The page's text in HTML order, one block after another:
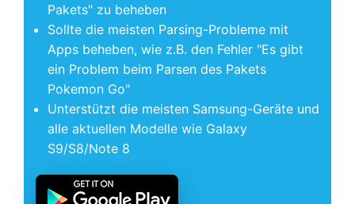
Pakets" zu beheben
Sollte die meisten Parsing-Probleme mit
Apps beheben, wie z.B. den Fehler "Es gibt
ein Problem beim Parsen des Pakets
Pokemon Go"
Unterstützt die meisten Samsung-Geräte und
alle aktuellen Modelle wie Galaxy
S9/S8/Note 8